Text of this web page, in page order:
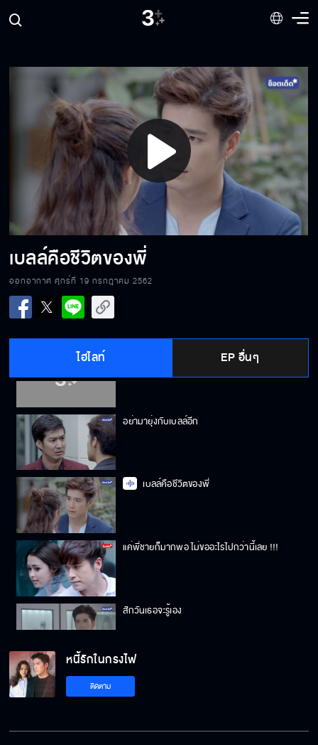
Play
Video
เบลล์คือชีวิตของพี่
ออกอากาศ ศุกร์ที่ 19 กรกฎาคม 2562
ไฮไลท์ EP อื่นๆ
ถ้าตบเหมย...ตบผมดีกว่า
เสียอะไรก็ได้แต่ไม่ใช่เธอ
ไม่มีทางหยุดความตายได้
อย่ามายุ่งกับเบลล์อีก
เบลล์คือชีวิตของพี่
แค่พี่ชายก็มากพอ ไม่ขออะไรไปกว่านี้เลย !!!
สักวันเธอจะรู้เอง
อย่าแตะต้อง"เบลล์"ผมขอ
หนี้รักในกรงไฟ
ติดตาม